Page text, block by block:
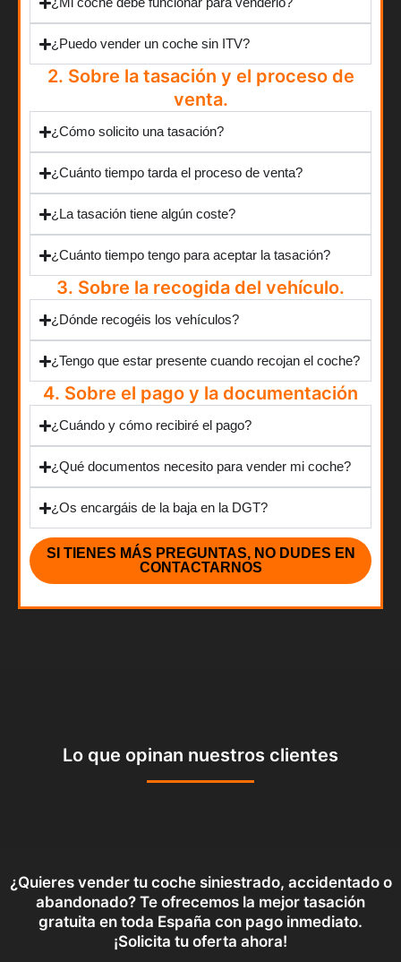
¿Puedo vender un coche sin ITV?
2. Sobre la tasación y el proceso de
venta.
¿Cómo solicito una tasación?
¿Cuánto tiempo tarda el proceso de venta?
¿La tasación tiene algún coste?
¿Cuánto tiempo tengo para aceptar la tasación?
3. Sobre la recogida del vehículo.
¿Dónde recogéis los vehículos?
¿Tengo que estar presente cuando recojan el coche?
4. Sobre el pago y la documentación
¿Cuándo y cómo recibiré el pago?
¿Qué documentos necesito para vender mi coche?
¿Os encargáis de la baja en la DGT?
SI TIENES MÁS PREGUNTAS, NO DUDES EN
CONTACTARNOS
Lo que opinan nuestros clientes
¿Quieres vender tu coche siniestrado, accidentado o
abandonado? Te ofrecemos la mejor tasación
gratuita en toda España con pago inmediato.
¡Solicita tu oferta ahora!